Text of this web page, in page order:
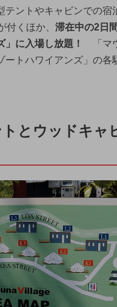
テントやキャビンでの宿
付くほか、 滞在中の2日
」に入場し放題！
「マ
ートハワイアンズ」の各
とウッドキャ